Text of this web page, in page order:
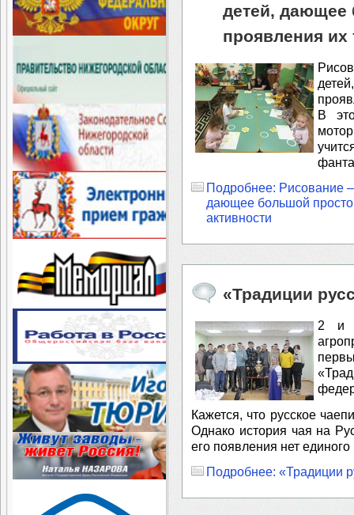
детей, дающее
проявления их
⁣‍В
Подробнее: Рисование
дающее большой
активности
«Традиции
2 и
Кажется, что русское
Однако история чая на
его появления нет
Подробнее: «Традиции